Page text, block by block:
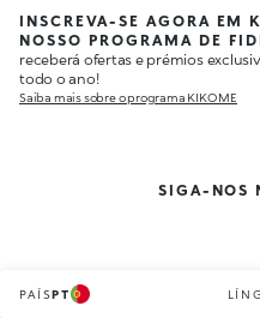
INSCREVA-SE AGORA EM
NOSSO PROGRAMA DE
receberá ofertas e prémios
todo o ano!
Saiba mais sobre o programa KIKO ME
SIGA-NOS
PAÍSPT